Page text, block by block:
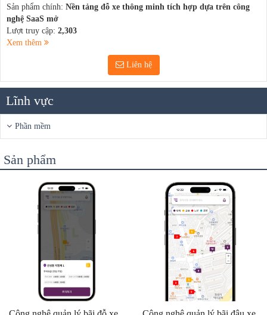
Sản phẩm chính: Nền tảng đỗ xe thông minh tích hợp dựa trên công
nghệ SaaS mở
Lượt truy cập: 2,303
Xem thêm
Liên hệ
Lĩnh vực
Phần mềm
Sản phẩm